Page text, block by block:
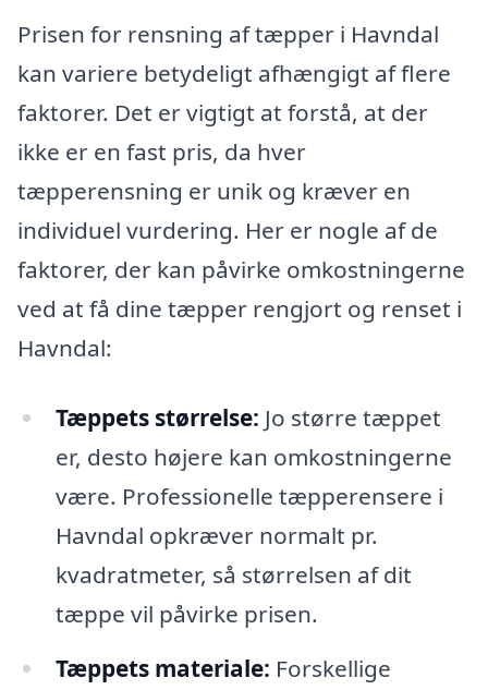
Prisen for rensning af tæpper i Havndal
kan variere betydeligt afhængigt af flere
faktorer. Det er vigtigt at forstå, at der
ikke er en fast pris, da hver
tæpperensning er unik og kræver en
individuel vurdering. Her er nogle af de
faktorer, der kan påvirke omkostningerne
ved at få dine tæpper rengjort og renset i
Havndal:
Tæppets størrelse: Jo større tæppet
er, desto højere kan omkostningerne
være. Professionelle tæpperensere i
Havndal opkræver normalt pr.
kvadratmeter, så størrelsen af dit
tæppe vil påvirke prisen.
Tæppets materiale: Forskellige